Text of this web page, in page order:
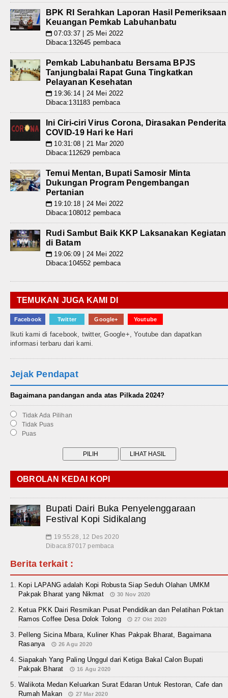
BPK RI Serahkan Laporan Hasil Pemeriksaan
Keuangan Pemkab Labuhanbatu
📅 07:03:37 | 25 Mei 2022
Dibaca:132645 pembaca
Pemkab Labuhanbatu Bersama BPJS
Tanjungbalai Rapat Guna Tingkatkan
Pelayanan Kesehatan
📅 19:36:14 | 24 Mei 2022
Dibaca:131183 pembaca
Ini Ciri-ciri Virus Corona, Dirasakan Penderita
COVID-19 Hari ke Hari
📅 10:31:08 | 21 Mar 2020
Dibaca:112629 pembaca
Temui Mentan, Bupati Samosir Minta
Dukungan Program Pengembangan
Pertanian
📅 19:10:18 | 24 Mei 2022
Dibaca:108012 pembaca
Rudi Sambut Baik KKP Laksanakan Kegiatan
di Batam
📅 19:06:09 | 24 Mei 2022
Dibaca:104552 pembaca
TEMUKAN JUGA KAMI DI
Facebook Twitter Google+ Youtube
Ikuti kami di facebook, twitter, Google+, Youtube dan dapatkan
informasi terbaru dari kami.
Jejak Pendapat
Bagaimana pandangan anda atas Pilkada 2024?
Tidak Ada Pilihan
Tidak Puas
Puas
OBROLAN KEDAI KOPI
Bupati Dairi Buka Penyelenggaraan
Festival Kopi Sidikalang
📅 19:55:28, 12 Des 2020
Dibaca:87017 pembaca
Berita terkait :
Kopi LAPANG adalah Kopi Robusta Siap Seduh Olahan UMKM
Pakpak Bharat yang Nikmat
30 Nov 2020
Ketua PKK Dairi Resmikan Pusat Pendidikan dan Pelatihan Poktan
Ramos Coffee Desa Dolok Tolong
27 Okt 2020
Pelleng Sicina Mbara, Kuliner Khas Pakpak Bharat, Bagaimana
Rasanya
26 Agu 2020
Siapakah Yang Paling Unggul dari Ketiga Bakal Calon Bupati
Pakpak Bharat
16 Agu 2020
Walikota Medan Keluarkan Surat Edaran Untuk Restoran, Cafe dan
Rumah Makan
27 Mar 2020